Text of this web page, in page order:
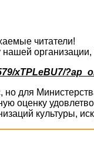
читатели!
xTPLeBU7/
для
оценку
культуры,